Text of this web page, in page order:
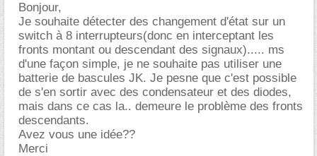
Bonjour,
Je souhaite détecter des changement d'état sur un
switch à 8 interrupteurs(donc en interceptant les
fronts montant ou descendant des signaux)..... ms
d'une façon simple, je ne souhaite pas utiliser une
batterie de bascules JK. Je pesne que c'est possible
de s'en sortir avec des condensateur et des diodes,
mais dans ce cas la.. demeure le problème des fronts
descendants.
Avez vous une idée??
Merci